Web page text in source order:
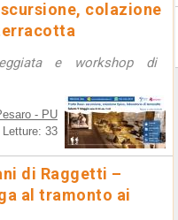
colazione
e workshop di
- PU
Letture: 33
di Raggetti –
al tramonto ai